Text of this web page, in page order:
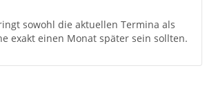
sowohl die aktuellen Termina als
exakt einen Monat später sein sollten.